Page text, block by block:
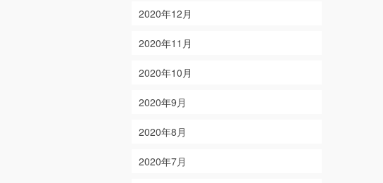
2020年12月
2020年11月
2020年10月
2020年9月
2020年8月
2020年7月